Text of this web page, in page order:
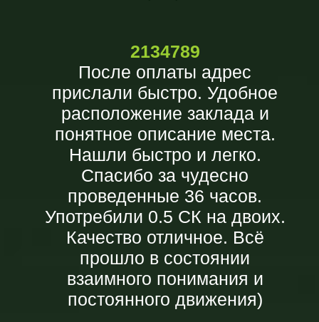
2134789
После оплаты адрес
прислали быстро. Удобное
расположение заклада и
понятное описание места.
Нашли быстро и легко.
Спасибо за чудесно
проведенные 36 часов.
Употребили 0.5 СК на двоих.
Качество отличное. Всё
прошло в состоянии
взаимного понимания и
постоянного движения)